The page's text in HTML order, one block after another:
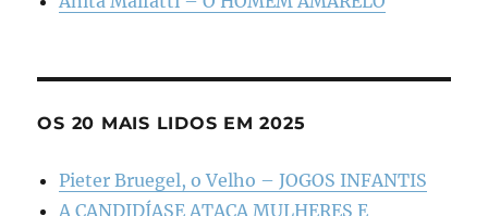
OS 20 MAIS LIDOS EM 2025
Pieter Bruegel, o Velho – JOGOS INFANTIS
A CANDIDÍASE ATACA MULHERES E